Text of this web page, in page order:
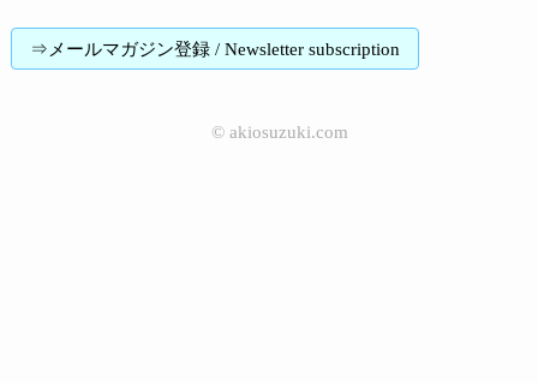
⇒メールマガジン登録 / Newsletter subscription
© akiosuzuki.com